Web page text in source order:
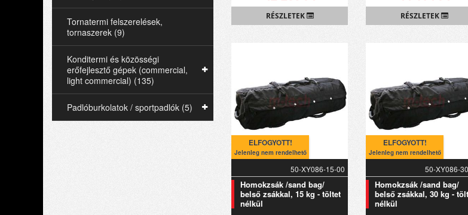
Tornatermi felszerelések,
tornaszerek (9)
Konditermi és közösségi
erőfejlesztő gépek (commercial,
light commercial) (135)
Padlóburkolatok / sportpadlók (5)
RÉSZLETEK RÉSZLETEK
ELFOGYOTT!
Jelenleg nem rendelhető
50-XY086-15-00
Homokzsák /sand bag/
belső zsákkal, 15 kg - töltet
nélkül
ELFOGYOTT!
Jelenleg nem rendelhető
50-XY086-
Homokzsák /sand bag/
belső zsákkal, 30 kg -
nélkül